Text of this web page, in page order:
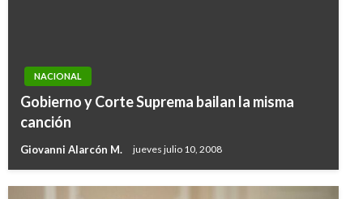
NACIONAL
Gobierno y Corte Suprema bailan la misma
canción
Giovanni Alarcón M. jueves julio 10, 2008